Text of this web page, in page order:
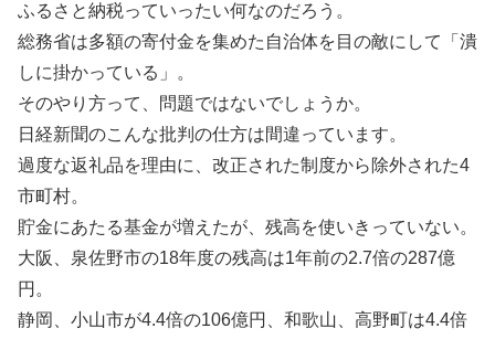
ふるさと納税っていったい何なのだろう。
総務省は多額の寄付金を集めた自治体を目の敵にして「潰
しに掛かっている」。
そのやり方って、問題ではないでしょうか。
日経新聞のこんな批判の仕方は間違っています。
過度な返礼品を理由に、改正された制度から除外された4
市町村。
貯金にあたる基金が増えたが、残高を使いきっていない。
大阪、泉佐野市の18年度の残高は1年前の2.7倍の287億
円。
静岡、小山市が4.4倍の106億円、和歌山、高野町は4.4倍